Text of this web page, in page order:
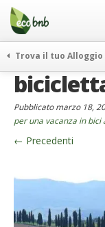
Menu
Salta
contenuto
Offerte Speciali
Regali
FAQ
Chi Siamo
Italiano
Trova il tuo
weekend green
curiosità
vivere e viaggiare
ecohotel
Pubblicatomarzo 18,
per una vacanza in bici
← Precedenti